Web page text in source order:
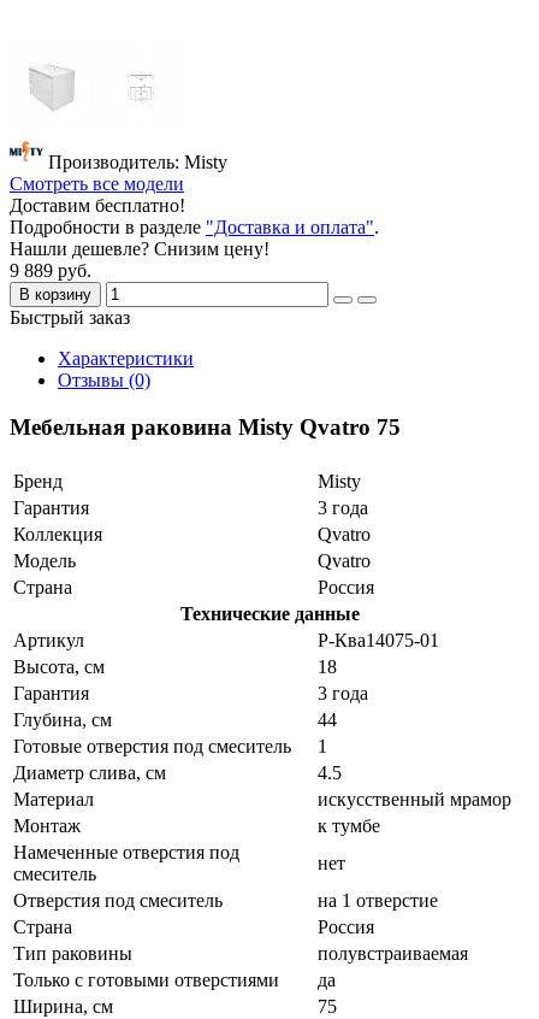
Производитель: Misty
Смотреть все модели
Доставим бесплатно!
Подробности в разделе "Доставка и оплата".
Нашли дешевле? Снизим цену!
9 889 руб.
В корзину
Быстрый заказ
Характеристики
Отзывы (0)
Мебельная раковина Misty Qvatro 75
Бренд
Misty
Гарантия
3 года
Коллекция
Qvatro
Модель
Qvatro
Страна
Россия
Технические данные
Артикул
Р-Ква14075-01
Высота, см
18
Гарантия
3 года
Глубина, см
44
Готовые отверстия под смеситель
1
Диаметр слива, см
4.5
Материал
искусственный мрамор
Монтаж
к тумбе
Намеченные отверстия под
смеситель
нет
Отверстия под смеситель
на 1 отверстие
Страна
Россия
Тип раковины
полувстраиваемая
Только с готовыми отверстиями
да
Ширина, см
75